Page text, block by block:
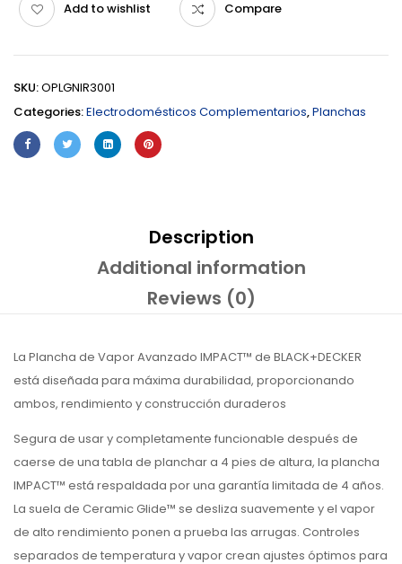
Add to wishlist Compare
SKU:OPLGNIR3001
Categories:Electrodomésticos Complementarios,Planchas
Description
Additional information
Reviews (0)
La Plancha de Vapor Avanzado IMPACT™ de BLACK+DECKER
está diseñada para máxima durabilidad, proporcionando
ambos, rendimiento y construcción duraderos
Segura de usar y completamente funcionable después de
caerse de una tabla de planchar a 4 pies de altura, la plancha
IMPACT™ está respaldada por una garantía limitada de 4 años.
La suela de Ceramic Glide™ se desliza suavemente y el vapor
de alto rendimiento ponen a prueba las arrugas. Controles
separados de temperatura y vapor crean ajustes óptimos para